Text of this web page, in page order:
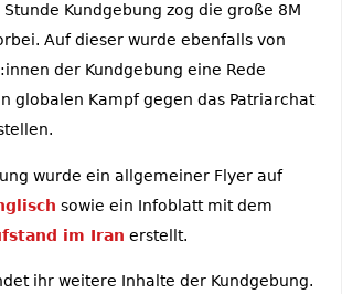
Kundgebung zog die große 8M
Auf dieser wurde ebenfalls von
der Kundgebung eine Rede
globalen Kampf gegen das Patriarchat
wurde ein allgemeiner Flyer auf
sowie ein Infoblatt mit dem
im Iran erstellt.
ihr weitere Inhalte der Kundgebung.